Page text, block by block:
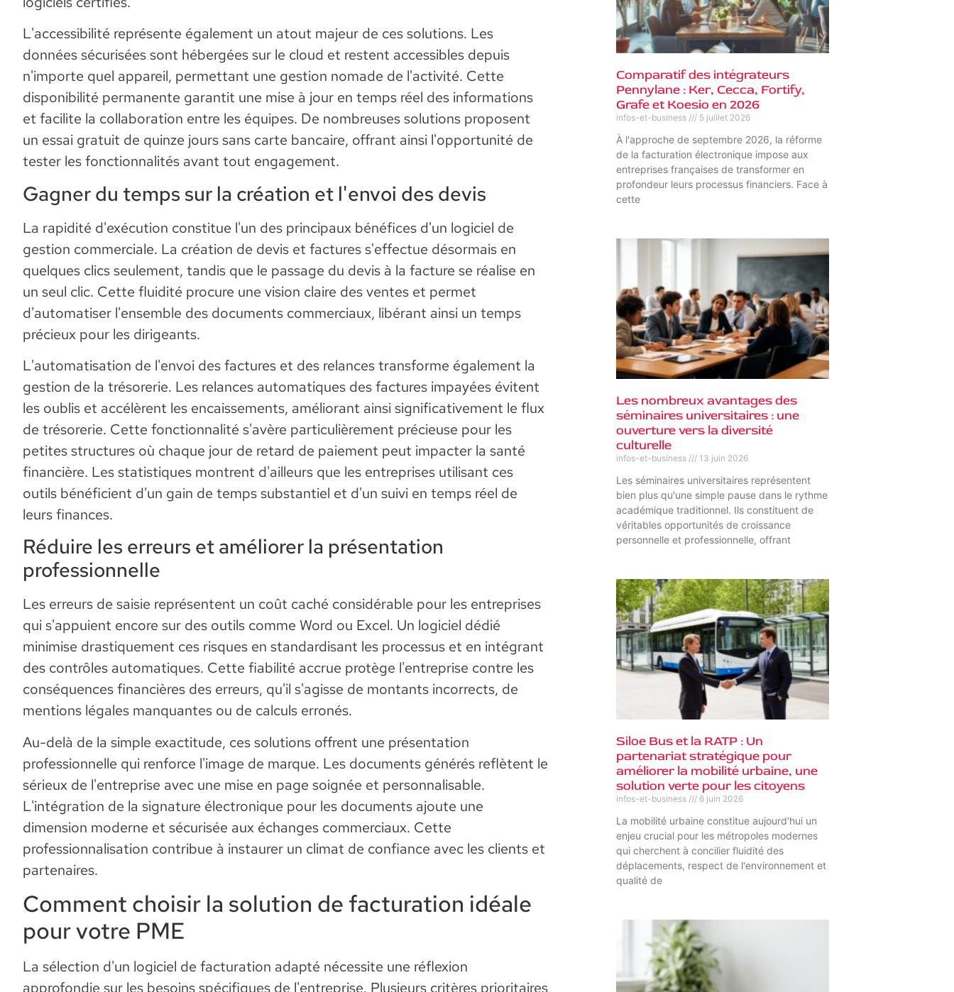
L'accessibilité représente également un atout majeur de ces solutions. Les
données sécurisées sont hébergées sur le cloud et restent accessibles depuis
n'importe quel appareil, permettant une gestion nomade de l'activité. Cette
disponibilité permanente garantit une mise à jour en temps réel des informations
et facilite la collaboration entre les équipes. De nombreuses solutions proposent
un essai gratuit de quinze jours sans carte bancaire, offrant ainsi l'opportunité de
tester les fonctionnalités avant tout engagement.
Gagner du temps sur la création et l'envoi des devis
La rapidité d'exécution constitue l'un des principaux bénéfices d'un logiciel de
gestion commerciale. La création de devis et factures s'effectue désormais en
quelques clics seulement, tandis que le passage du devis à la facture se réalise en
un seul clic. Cette fluidité procure une vision claire des ventes et permet
d'automatiser l'ensemble des documents commerciaux, libérant ainsi un temps
précieux pour les dirigeants.
L'automatisation de l'envoi des factures et des relances transforme également la
gestion de la trésorerie. Les relances automatiques des factures impayées évitent
les oublis et accélèrent les encaissements, améliorant ainsi significativement le flux
de trésorerie. Cette fonctionnalité s'avère particulièrement précieuse pour les
petites structures où chaque jour de retard de paiement peut impacter la santé
financière. Les statistiques montrent d'ailleurs que les entreprises utilisant ces
outils bénéficient d'un gain de temps substantiel et d'un suivi en temps réel de
leurs finances.
Réduire les erreurs et améliorer la présentation
professionnelle
Les erreurs de saisie représentent un coût caché considérable pour les entreprises
qui s'appuient encore sur des outils comme Word ou Excel. Un logiciel dédié
minimise drastiquement ces risques en standardisant les processus et en intégrant
des contrôles automatiques. Cette fiabilité accrue protège l'entreprise contre les
conséquences financières des erreurs, qu'il s'agisse de montants incorrects, de
mentions légales manquantes ou de calculs erronés.
Au-delà de la simple exactitude, ces solutions offrent une présentation
professionnelle qui renforce l'image de marque. Les documents générés reflètent le
sérieux de l'entreprise avec une mise en page soignée et personnalisable.
L'intégration de la signature électronique pour les documents ajoute une
dimension moderne et sécurisée aux échanges commerciaux. Cette
professionnalisation contribue à instaurer un climat de confiance avec les clients et
partenaires.
Comment choisir la solution de facturation idéale
pour votre PME
La sélection d'un logiciel de facturation adapté nécessite une réflexion
approfondie sur les besoins spécifiques de l'entreprise. Plusieurs critères prioritaires
Comparatif des intégrateurs
Pennylane : Ker, Cecca, Fortify,
Grafe et Koesio en 2026
infos-et-business 5 juillet 2026
À l'approche de septembre 2026, la réforme
de la facturation électronique impose aux
entreprises françaises de transformer en
profondeur leurs processus financiers. Face à
cette
Les nombreux avantages des
séminaires universitaires : une
ouverture vers la diversité
culturelle
infos-et-business 13 juin 2026
Les séminaires universitaires représentent
bien plus qu'une simple pause dans le rythme
académique traditionnel. Ils constituent de
véritables opportunités de croissance
personnelle et professionnelle, offrant
Siloe Bus et la RATP : Un
partenariat stratégique pour
améliorer la mobilité urbaine, une
solution verte pour les citoyens
infos-et-business 6 juin 2026
La mobilité urbaine constitue aujourd'hui un
enjeu crucial pour les métropoles modernes
qui cherchent à concilier fluidité des
déplacements, respect de l'environnement et
qualité de